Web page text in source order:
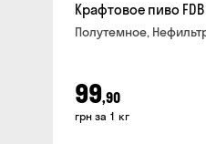
Крафтовое пиво
Полутемное,
99,90
грн за 1 кг